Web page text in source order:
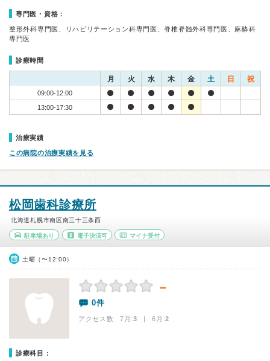
専門医・資格：
整形外科専門医、リハビリテーション科専門医、脊椎脊髄外科専門医、麻酔科
専門医
診療時間
月 火 水 木 金 土 日 祝
09:00-12:00
13:00-17:30
治療実績
この病院の治療実績を見る
松岡歯科診療所
北海道札幌市南区南三十三条西
駐車場あり 電子決済可 マイナ受付
土曜（〜12:00）
－
0件
アクセス数 7月:3 | 6月:2
診療科目：